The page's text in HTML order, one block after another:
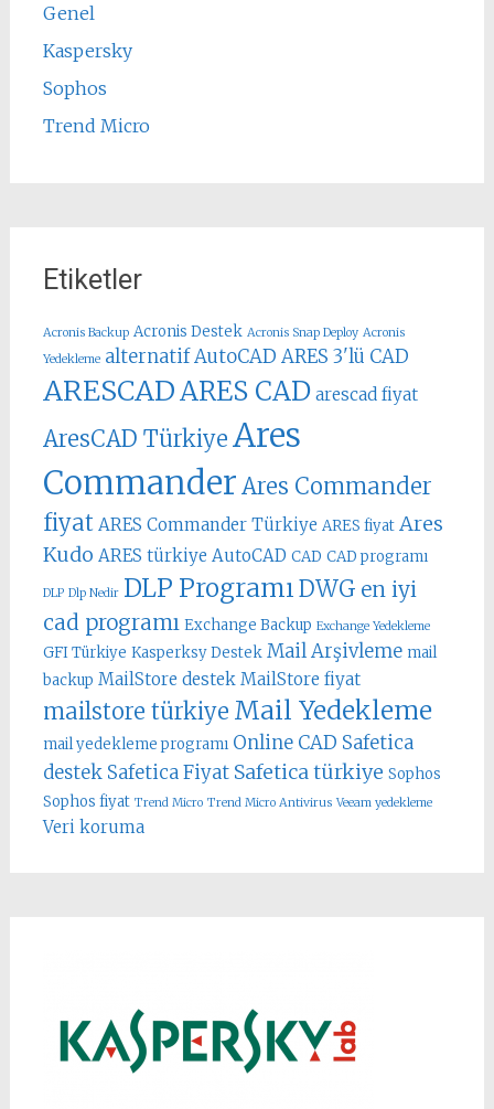
Genel
Kaspersky
Sophos
Trend Micro
Etiketler
Acronis Backup Acronis Destek Acronis Snap Deploy Acronis
Yedekleme alternatif AutoCAD ARES 3'lü CAD
ARESCADARES CAD arescad fiyat
AresCAD Türkiye Ares
Commander Ares Commander
fiyat ARES Commander Türkiye ARES fiyat Ares
Kudo ARES türkiye AutoCAD CAD CAD programı
DLP Dlp Nedir DLP Programı DWG en iyi
cad programı Exchange Backup Exchange Yedekleme
GFI Türkiye Kasperksy Destek Mail Arşivleme mail
backup MailStore destek MailStore fiyat
mailstore türkiye Mail Yedekleme
mail yedekleme programı Online CAD Safetica
destek Safetica Fiyat Safetica türkiye Sophos
Sophos fiyat Trend Micro Trend Micro Antivirus Veeam yedekleme
Veri koruma